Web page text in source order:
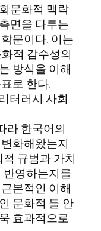
문화적 맥락
면을 다루는
문이다. 이는
적 감수성의
방식을 이해
로 한다.
터러시 사회
라 한국어의
화해왔는지
규범과 가치
반영하는지를
본적인 이해
문화적 틀 안
효과적으로